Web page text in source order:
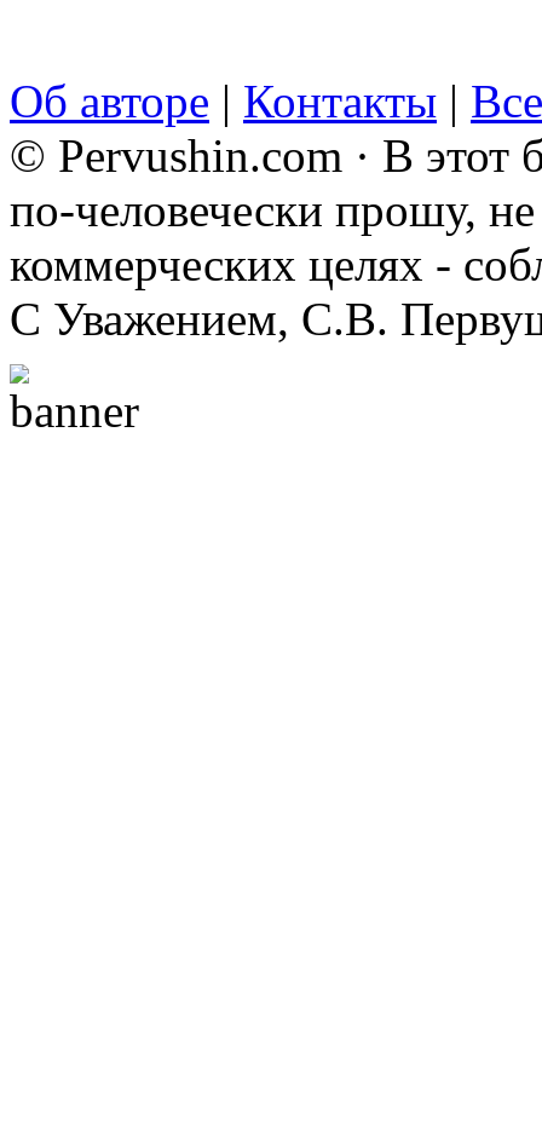
Об авторе | Контакты |
© Pervushin.com · В этот
по-человечески прошу,
коммерческих целях -
С Уважением, С.В.